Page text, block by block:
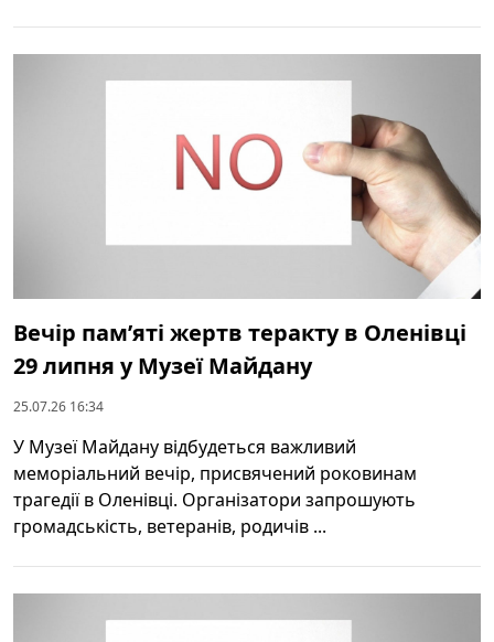
Вечір пам’яті жертв теракту в Оленівці
29 липня у Музеї Майдану
25.07.26 16:34
У Музеї Майдану відбудеться важливий
меморіальний вечір, присвячений роковинам
трагедії в Оленівці. Організатори запрошують
громадськість, ветеранів, родичів ...